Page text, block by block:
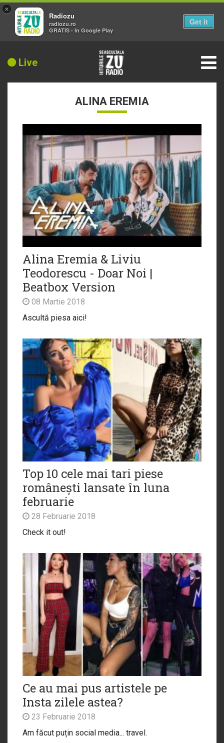
Live
ALINA EREMIA
Alina Eremia & Liviu
Teodorescu - Doar Noi |
Beatbox Version
08 Martie 2018
Ascultă piesa aici!
Top 10 cele mai tari piese
românești lansate în luna
februarie
28 Februarie 2018
Check it out!
Ce au mai pus artistele pe
Insta zilele astea?
23 Februarie 2018
Am făcut puțin social media... travel.
×
Radiozu
radiozu.ro
GRATIS - In Google Play
Get it